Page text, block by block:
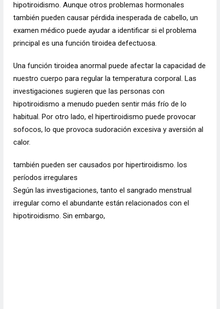
hipotiroidismo. Aunque otros problemas hormonales
también pueden causarpérdida inesperada de cabello, un
examen médico puede ayudar a identificar si el problema
principal es una función tiroidea defectuosa.
Una función tiroidea anormal puede afectar la capacidad de
nuestro cuerpo para regular la temperatura corporal. Las
investigaciones sugieren que las personas con
hipotiroidismo a menudo pueden sentir más frío de lo
habitual. Por otro lado, el hipertiroidismo puede provocar
sofocos, lo que provoca sudoración excesiva y aversión al
calor.
también pueden ser causados ​​por hipertiroidismo. los
períodos irregulares
Según las investigaciones, tanto el sangrado menstrual
irregular como el abundante están relacionados con el
hipotiroidismo. Sin embargo,